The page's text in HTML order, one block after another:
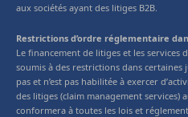
aux sociétés ayant des litiges B2B.
Restrictions d’ordre réglementaire
Le financement de litiges et les services
soumis à des restrictions dans certaines
pas et n’est pas habilitée à exercer
des litiges (claim management services)
conformera à toutes les lois et